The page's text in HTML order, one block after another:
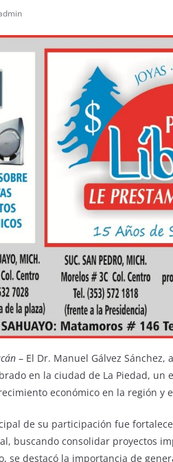
– El Dr. Manuel Gálvez Sánchez,
en la ciudad de La Piedad, un
económico en la región y
de su participación fue
buscando consolidar proyectos
se destacó la importancia de